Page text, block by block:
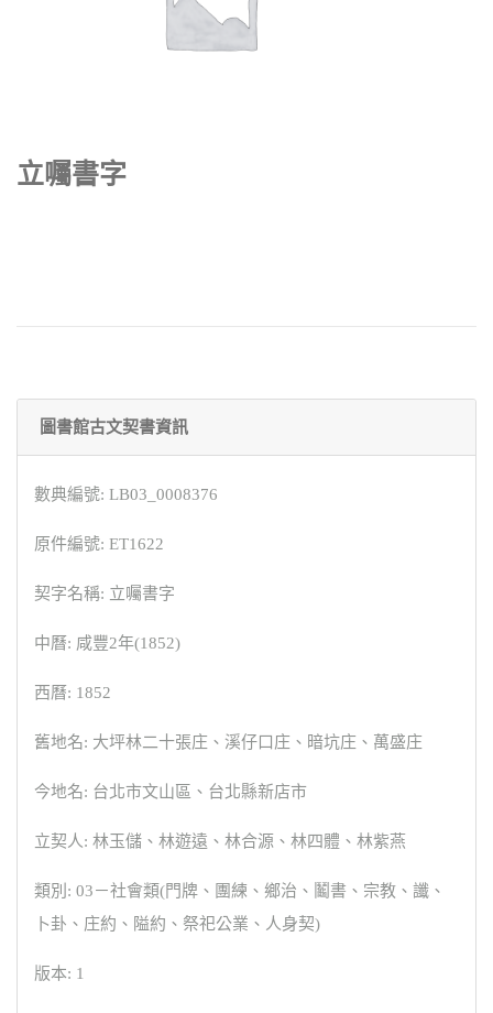
立囑書字
圖書館古文契書資訊
數典編號: LB03_0008376
原件編號: ET1622
契字名稱: 立囑書字
中曆: 咸豐2年(1852)
西曆: 1852
舊地名: 大坪林二十張庄、溪仔口庄、暗坑庄、萬盛庄
今地名: 台北市文山區、台北縣新店市
立契人: 林玉儲、林遊遠、林合源、林四體、林紫燕
類別: 03－社會類(門牌、團練、鄉治、鬮書、宗教、讖、
卜卦、庄約、隘約、祭祀公業、人身契)
版本: 1